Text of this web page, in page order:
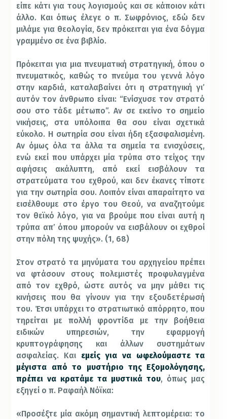
είπε κάτι για τους λογισμούς και σε κάποιον κάτι
άλλο. Και όπως έλεγε ο π. Σωφρόνιος, εδώ δεν
μιλάμε για θεολογία, δεν πρόκειται για ένα δόγμα
γραμμένο σε ένα βιβλίο.
Πρόκειται για μια πνευματική στρατηγική, όπου ο
πνευματικός, καθώς το πνεύμα του γεννά λόγο
στην καρδιά, καταλαβαίνει ότι η στρατηγική γι’
αυτόν τον άνθρωπο είναι: “Ενίσχυσε τον στρατό
σου στο τάδε μέτωπο”. Αν σε εκείνο το σημείο
νικήσεις, στα υπόλοιπα θα σου είναι σχετικά
εύκολο. Η σωτηρία σου είναι ήδη εξασφαλισμένη.
Αν όμως όλα τα άλλα τα σημεία τα ενισχύσεις,
ενώ εκεί που υπάρχει μία τρύπα στο τείχος την
αφήσεις ακάλυπτη, από εκεί εισβάλουν τα
στρατεύματα του εχθρού, και δεν έκανες τίποτε
για την σωτηρία σου. Λοιπόν είναι απαραίτητο να
εισέλθουμε στο έργο του Θεού, να αναζητούμε
τον θεϊκό λόγο, για να βρούμε που είναι αυτή η
τρύπα απ’ όπου μπορούν να εισβάλουν οι εχθροί
στην πόλη της ψυχής». (1, 68)
Στον στρατό τα μηνύματα του αρχηγείου πρέπει
να φτάσουν στους πολεμιστές προφυλαγμένα
από τον εχθρό, ώστε αυτός να μην μάθει τις
κινήσεις που θα γίνουν για την εξουδετέρωσή
του. Έτσι υπάρχει το στρατιωτικό απόρρητο, που
τηρείται με πολλή φροντίδα με την βοήθεια
ειδικών υπηρεσιών, την εφαρμογή
κρυπτογράφησης και άλλων συστημάτων
ασφαλείας. Και εμείς για να ωφελούμαστε τα
μέγιστα από το μυστήριο της Εξομολόγησης,
πρέπει να κρατάμε τα μυστικά του, όπως μας
εξηγεί ο π. Ραφαήλ Νόϊκα:
«Προσέξτε μία ακόμη σημαντική λεπτομέρεια: το